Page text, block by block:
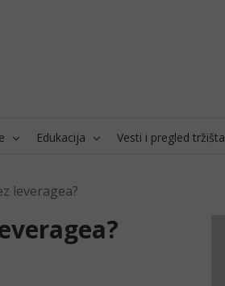
Edukacija Vesti i pregled tržišta
leveragea?